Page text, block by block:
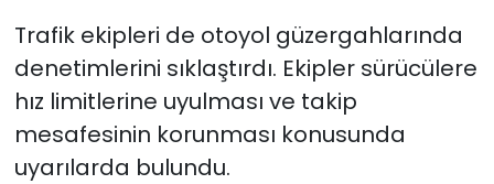
Trafik ekipleri de otoyol güzergahlarında
denetimlerini sıklaştırdı. Ekipler sürücülere
hız limitlerine uyulması ve takip
mesafesinin korunması konusunda
uyarılarda bulundu.